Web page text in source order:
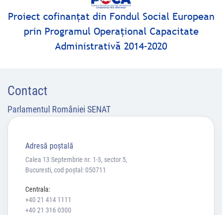
Proiect cofinanţat din Fondul Social European
prin Programul Operaţional Capacitate
Administrativă 2014-2020
Contact
Parlamentul României SENAT
Adresă poştală
Calea 13 Septembrie nr. 1-3, sector 5,
Bucuresti, cod poștal: 050711
Centrala:
+40 21 414 1111
+40 21 316 0300